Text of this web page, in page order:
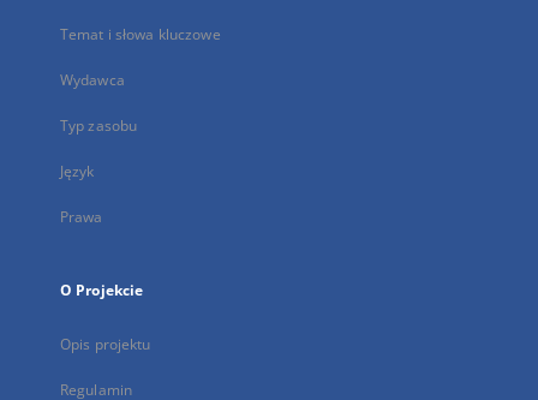
Temat i słowa kluczowe
Wydawca
Typ zasobu
Język
Prawa
O Projekcie
Opis projektu
Regulamin